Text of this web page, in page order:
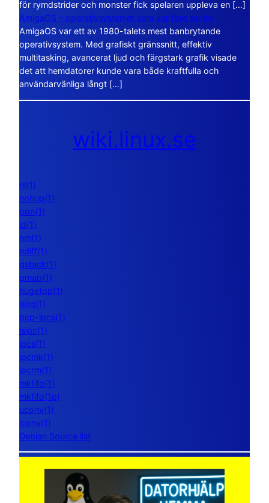
för rymdstrider och monster fick spelaren uppleva en […]
AmigaOS – operativsystemet som var före sin tid
AmigaOS var ett av 1980-talets mest banbrytande
operativsystem. Med grafiskt gränssnitt, effektiv
multitasking, avancerat ljud och färgstark grafik visade
det att hemdatorer kunde vara både kraftfulla och
användarvänliga långt […]
wiki.linux.se
nl(1)
nohup(1)
pon(1)
ld(1)
nm(1)
ndiff(1)
gstack(1)
pmap(1)
hugetop(1)
lsirq(1)
pcp-ipcs(1)
lsipc(1)
ipcs(1)
ipcmk(1)
ipcrm(1)
mkfifo(1)
mkfifo(1p)
uconv(1)
iconv(1)
Debian Source list